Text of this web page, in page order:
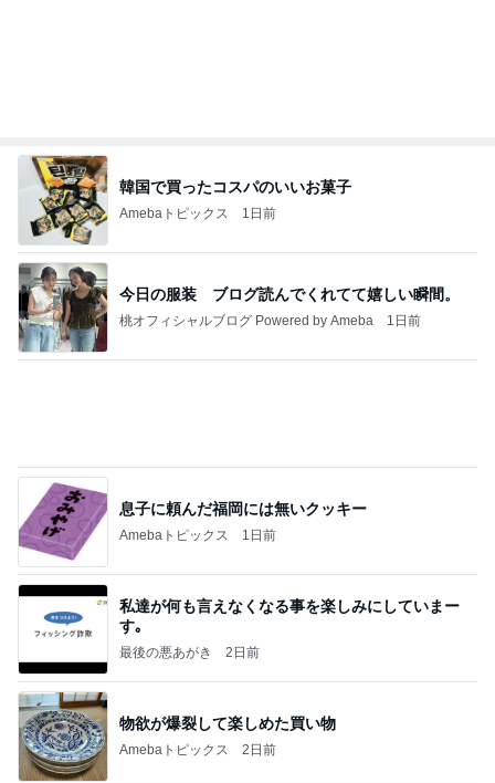
物欲が爆裂して楽しめた買い物
インターン面接3
きっと高市ってこの時代に嘘、誤魔化し、はぐらか
しても【バレない】【通用する】とでも思ってたん
だろ
広報 いぬねこ本舗 9日前